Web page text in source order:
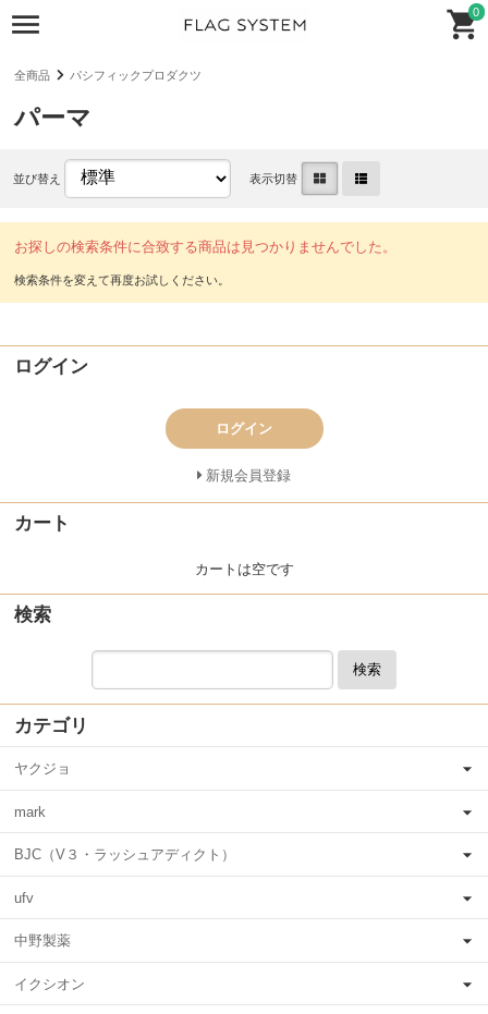
0
全商品 パシフィックプロダクツ
パーマ
並び替え 表示切替
お探しの検索条件に合致する商品は見つかりませんでした。
ログイン
ログイン
新規会員登録
カート
カートは空です
検索
検索
カテゴリ
ヤクジョ
mark
BJC（V３・ラッシュアディクト）
ufv
中野製薬
イクシオン